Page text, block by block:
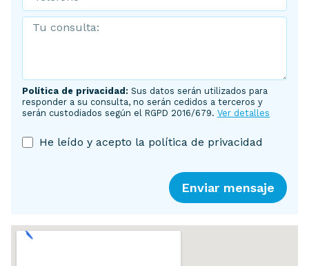
Política de privacidad: Sus datos serán utilizados para
responder a su consulta, no serán cedidos a terceros y
serán custodiados según el RGPD 2016/679. Ver detalles
He leído y acepto la política de privacidad
Enviar mensaje